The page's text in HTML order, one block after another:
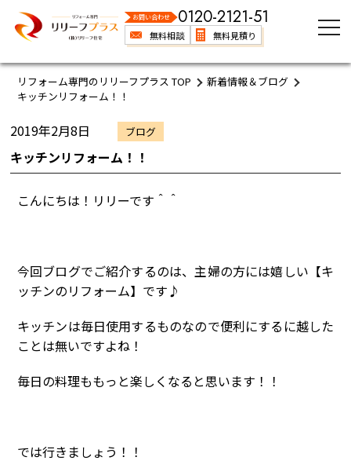
お問い合わせ 0120-2121-51
無料相談 無料見積り
リフォーム専門のリリーフプラス TOP
新着情報＆ブログ
キッチンリフォーム！！
2019年2月8日 ブログ
キッチンリフォーム！！
こんにちは！リリーです＾＾
今回ブログでご紹介するのは、主婦の方には嬉しい【キ
ッチンのリフォーム】です♪
キッチンは毎日使用するものなので便利にするに越した
ことは無いですよね！
毎日の料理ももっと楽しくなると思います！！
では行きましょう！！